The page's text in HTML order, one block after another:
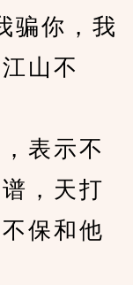
骗你，我
山不
表示不
，天打
保和他